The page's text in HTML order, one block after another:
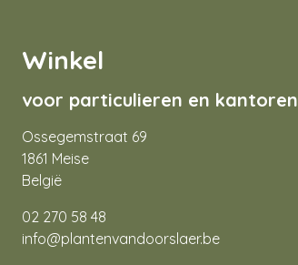
Winkel
voor particulieren en kantoren
Ossegemstraat 69
1861 Meise
België
02 270 58 48
info@plantenvandoorslaer.be